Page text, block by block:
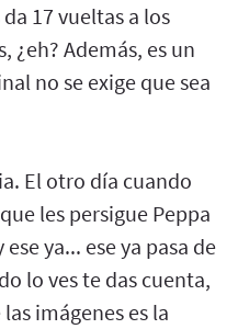
17 vueltas a los
¿eh? Además, es un
no se exige que sea
El otro día cuando
les persigue Peppa
ya... ese ya pasa de
lo ves te das cuenta,
imágenes es la